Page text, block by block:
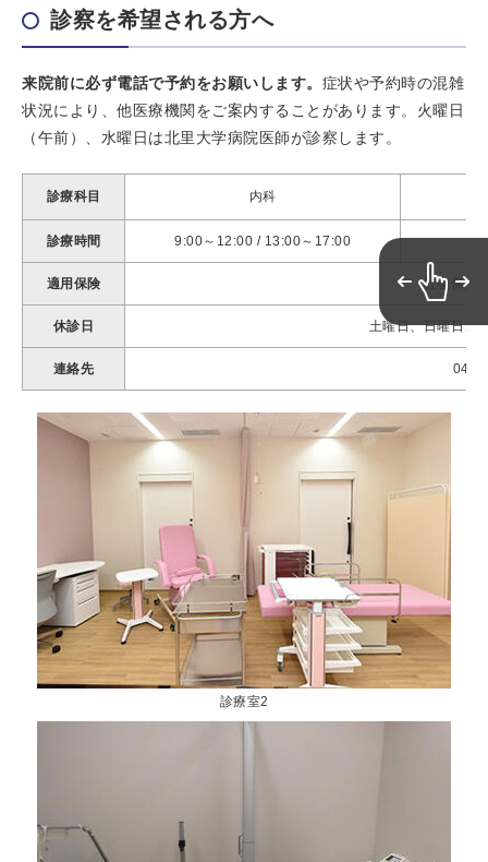
診察を希望される方へ
来院前に必ず電話で予約をお願いします。 症状や予約時の混雑
状況により、他医療機関をご案内することがあります。火曜日
（午前）、水曜日は北里大学病院医師が診察します。
診療科目 内科
診療時間 9:00～12:00 / 13:00～17:00
適用保険 社会保険
休診日 土曜日、日曜日、
連絡先 042-
診療室2